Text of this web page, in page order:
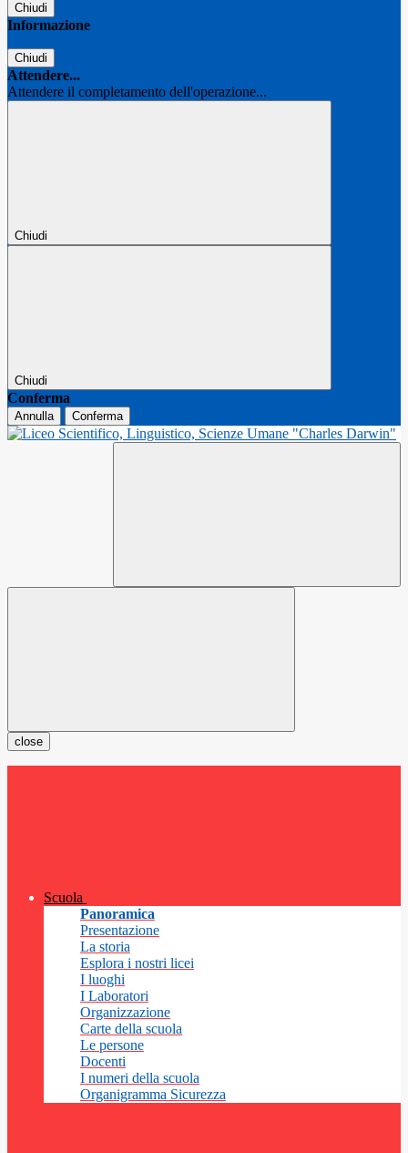
Chiudi
Informazione
Chiudi
Attendere...
Attendere il completamento dell'operazione...
Chiudi
Chiudi
Conferma
Annulla Conferma
close
Scuola
Panoramica
Presentazione
La storia
Esplora i nostri licei
I luoghi
I Laboratori
Organizzazione
Carte della scuola
Le persone
Docenti
I numeri della scuola
Organigramma Sicurezza